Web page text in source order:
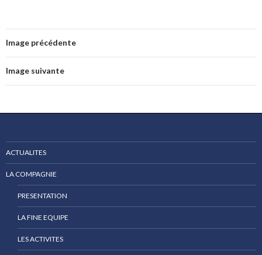
Image précédente
Image suivante
ACTUALITES
LA COMPAGNIE
PRESENTATION
LA FINE EQUIPE
LES ACTIVITES